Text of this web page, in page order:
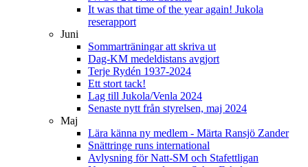
It was that time of the year again! Jukola
reserapport
Juni
Sommarträningar att skriva ut
Dag-KM medeldistans avgjort
Terje Rydén 1937-2024
Ett stort tack!
Lag till Jukola/Venla 2024
Senaste nytt från styrelsen, maj 2024
Maj
Lära känna ny medlem - Märta Ransjö Zander
Snättringe runs international
Avlysning för Natt-SM och Stafettligan